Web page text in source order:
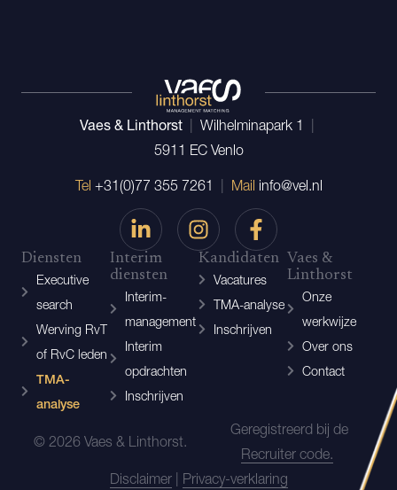
Vaes & Linthorst | Wilhelminapark 1 |
5911 EC Venlo
Tel +31(0)77 355 7261 | Mail info@vel.nl
Diensten
Executive
search
Werving RvT
of RvC leden
TMA-
analyse
Interim
diensten
Interim-
management
Interim
opdrachten
Inschrijven
Kandidaten
Vacatures
TMA-analyse
Inschrijven
Vaes &
Linthorst
Onze
werkwijze
Over ons
Contact
© 2026 Vaes & Linthorst.
Geregistreerd bij de
Recruiter code.
Disclaimer| Privacy-verklaring